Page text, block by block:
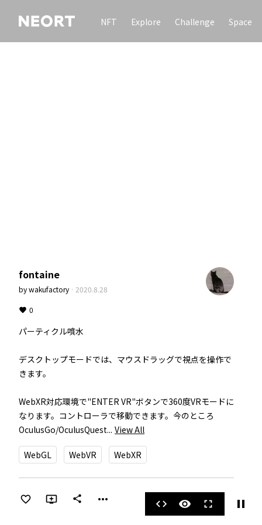
NFT Explore Challenge Space
fontaine
bywakufactory · 2020.8.28
0
パーティクル噴水
デスクトップモードでは、マウスドラッグで視点を操作で
きます。
WebXR対応環境で"ENTER VR"ボタンで360度VRモードに
なります。コントローラで移動できます。今のところ
OculusGo/OculusQuest... View All
WebGL WebVR WebXR
share more_horiz code visibility fullscreen pause